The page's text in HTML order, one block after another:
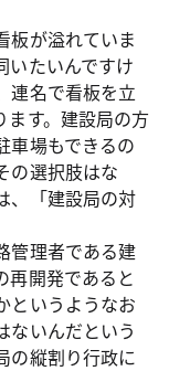
板が溢れていま
いたいんですけ
連名で看板を立
ます。建設局の方
車場もできるの
の選択肢はな
、「建設局の対
管理者である建
再開発であると
というようなお
ないんだという
の縦割り行政に